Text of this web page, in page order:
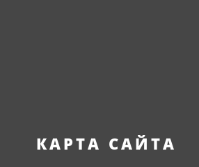
КАРТА САЙТА